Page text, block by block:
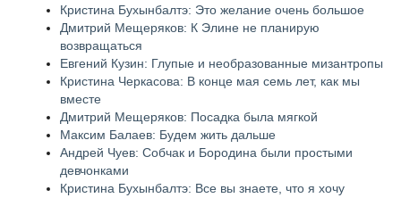
Кристина Бухынбалтэ: Это желание очень большое
Дмитрий Мещеряков: К Элине не планирую
возвращаться
Евгений Кузин: Глупые и необразованные мизантропы
Кристина Черкасова: В конце мая семь лет, как мы
вместе
Дмитрий Мещеряков: Посадка была мягкой
Максим Балаев: Будем жить дальше
Андрей Чуев: Собчак и Бородина были простыми
девчонками
Кристина Бухынбалтэ: Все вы знаете, что я хочу